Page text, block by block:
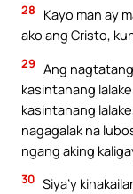
28
Kayo man ay
ako ang Cristo,
29 Ang
kasintahang
kasintahang
nagagalak na
ngang aking
30 Siya’y